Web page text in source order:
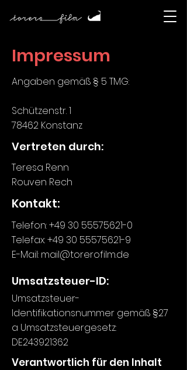
Impressum
Angaben gemäß § 5 TMG:
Schützenstr. 1
78462 Konstanz
Vertreten durch:
Teresa Renn
Rouven Rech
Kontakt:
Telefon:+49 30 55575621-0
Telefax: +49 30 55575621-9
E-Mail: mail@torerofilm.de
Umsatzsteuer-ID:
Umsatzsteuer-
Identifikationsnummer gemäß §27
a Umsatzsteuergesetz:
DE243921362
Verantwortlich für den Inhalt